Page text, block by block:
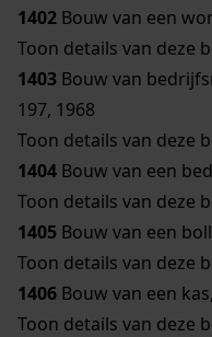
1402 Bouw van een
Toon details van deze
1403 Bouw van
197, 1968
Toon details van deze
1404 Bouw van een
Toon details van deze
1405 Bouw van een
Toon details van deze
1406 Bouw van een
Toon details van deze